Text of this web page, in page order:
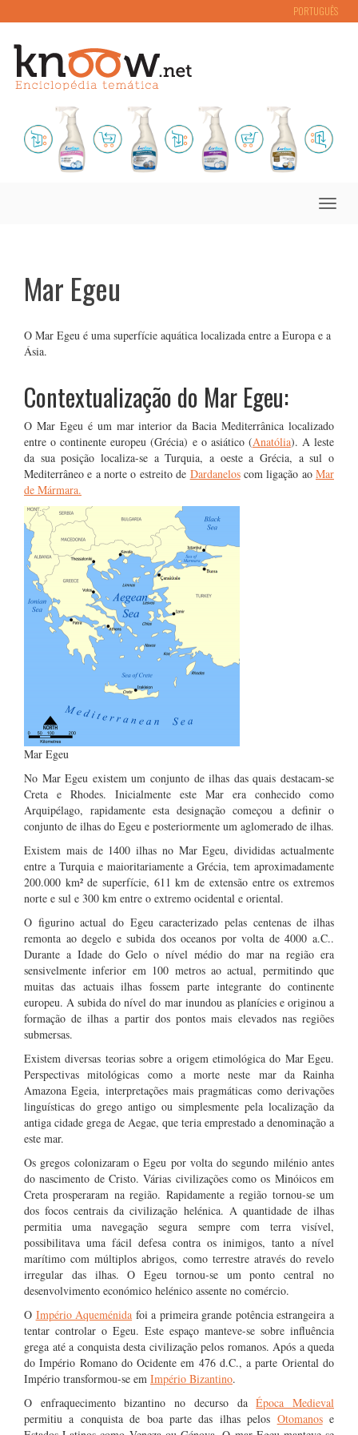
PORTUGUÊS
Toggle
Mar Egeu
O Mar Egeu é uma superfície aquática localizada entre a Europa e a
Ásia.
Contextualização do Mar Egeu:
O Mar Egeu é um mar interior da Bacia Mediterrânica localizado
entre o continente europeu (Grécia) e o asiático (Anatólia). A leste
da sua posição localiza-se a Turquia, a oeste a Grécia, a sul o
Mediterrâneo e a norte o estreito de Dardaneloscom ligação aoMar
de Mármara.
Mar Egeu
No Mar Egeu existem um conjunto de ilhas das quais destacam-se
Creta e Rhodes. Inicialmente este Mar era conhecido como
Arquipélago, rapidamente esta designação começou a definir o
conjunto de ilhas do Egeu e posteriormente um aglomerado de ilhas.
Existem mais de 1400 ilhas no Mar Egeu, divididas actualmente
entre a Turquia e maioritariamente a Grécia, tem aproximadamente
200.000 km² de superfície, 611 km de extensão entre os extremos
norte e sul e 300 km entre o extremo ocidental e oriental.
O figurino actual do Egeu caracterizado pelas centenas de ilhas
remonta ao degelo e subida dos oceanos por volta de 4000 a.C..
Durante a Idade do Gelo o nível médio do mar na região era
sensivelmente inferior em 100 metros ao actual, permitindo que
muitas das actuais ilhas fossem parte integrante do continente
europeu. A subida do nível do mar inundou as planícies e originou a
formação de ilhas a partir dos pontos mais elevados nas regiões
submersas.
Existem diversas teorias sobre a origem etimológica do Mar Egeu.
Perspectivas mitológicas como a morte neste mar da Rainha
Amazona Egeia, interpretações mais pragmáticas como derivações
linguísticas do grego antigo ou simplesmente pela localização da
antiga cidade grega de Aegae, que teria emprestado a denominação a
este mar.
Os gregos colonizaram o Egeu por volta do segundo milénio antes
do nascimento de Cristo. Várias civilizações como os Minóicos em
Creta prosperaram na região. Rapidamente a região tornou-se um
dos focos centrais da civilização helénica. A quantidade de ilhas
permitia uma navegação segura sempre com terra visível,
possibilitava uma fácil defesa contra os inimigos, tanto a nível
marítimo com múltiplos abrigos, como terrestre através do revelo
irregular das ilhas. O Egeu tornou-se um ponto central no
desenvolvimento económico helénico assente no comércio.
O Império Aqueménida foi a primeira grande potência estrangeira a
tentar controlar o Egeu. Este espaço manteve-se sobre influência
grega até a conquista desta civilização pelos romanos. Após a queda
do Império Romano do Ocidente em 476 d.C., a parte Oriental do
Império transformou-se em Império Bizantino.
O enfraquecimento bizantino no decurso daÉpoca Medieval
permitiu a conquista de boa parte das ilhas pelos Otomanose